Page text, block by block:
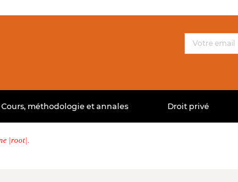
Cours, méthodologie et annales Droit privé
|root|.